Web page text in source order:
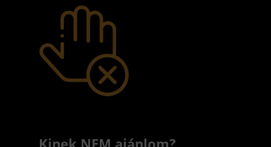
Kinek NEM ajánlom?